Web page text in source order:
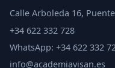
Calle Arboleda 16,
+34 622 332 728
WhatsApp: +34 622 332
info@academiavisan.es